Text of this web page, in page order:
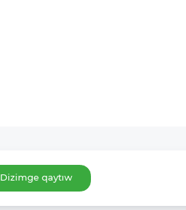
Dizimge qaytıw